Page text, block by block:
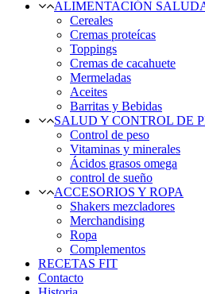
ALIMENTACIÓN
Cereales
Cremas proteícas
Toppings
Cremas de cacahuete
Mermeladas
Aceites
Barritas y Bebidas
SALUD Y CONTROL DE
Control de peso
Vitaminas y minerales
Ácidos grasos omega
control de sueño
ACCESORIOS Y ROPA
Shakers mezcladores
Merchandising
Ropa
Complementos
RECETAS FIT
Contacto